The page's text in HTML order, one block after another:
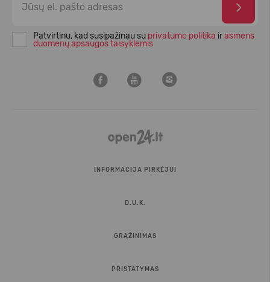
Patvirtinu, kad susipažinau su privatumo politika irasmens
duomenų apsaugos taisyklėmis
INFORMACIJA PIRKĖJUI
D.U.K.
GRĄŽINIMAS
PRISTATYMAS